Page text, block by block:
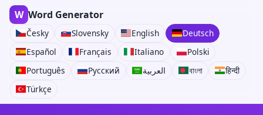
W Word Generator
Česky Slovensky English
Deutsch
Español
Français Italiano
Polski
Português
Русский العربية বাংলা
हिन्दी
Türkçe